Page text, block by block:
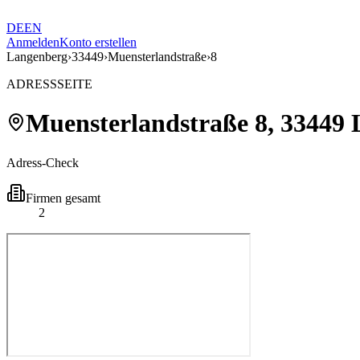
DEEN
AnmeldenKonto erstellen
Langenberg›33449›Muensterlandstraße›8
ADRESSSEITE
Muensterlandstraße 8, 33449
Adress-Check
Firmen gesamt
2